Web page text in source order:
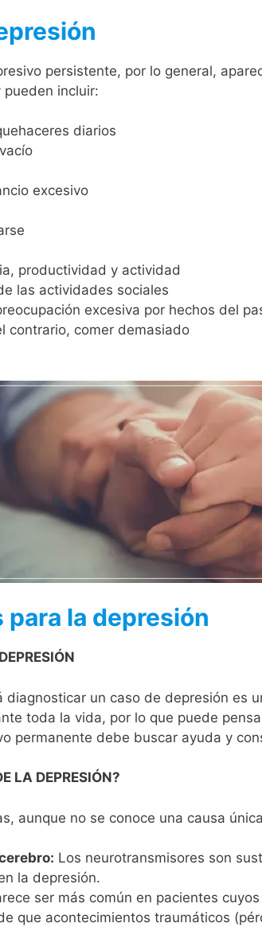
persistente, por lo general,
incluir:
diarios
excesivo
productividad y actividad
las actividades sociales
excesiva por hechos del
contrario, comer demasiado
la depresión
un caso de depresión es
toda la vida, por lo que puede
permanente debe buscar ayuda y
LA DEPRESIÓN?
aunque no se conoce una causa
Los neurotransmisores son
la depresión.
ser más común en pacientes
que acontecimientos traumáticos